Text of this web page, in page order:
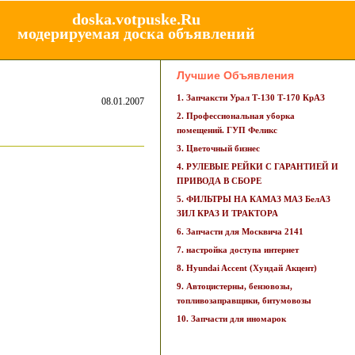
doska.votpuske.Ru
модерируемая доска объявлений
08.01.2007
Лучшие Объявления
1. Запчаксти Урал Т-130 Т-170 КрАЗ
2. Профессиональная уборка
помещений. ГУП Феликс
3. Цветочный бизнес
4. РУЛЕВЫЕ РЕЙКИ С ГАРАНТИЕЙ И
ПРИВОДА В СБОРЕ
5. ФИЛЬТРЫ НА КАМАЗ МАЗ БелАЗ
ЗИЛ КРАЗ И ТРАКТОРА
6. Запчасти для Москвича 2141
7. настройка доступа интернет
8. Hyundai Accent (Хундай Акцент)
9. Автоцистерны, бензовозы,
топливозаправщики, битумовозы
10. Запчасти для иномарок